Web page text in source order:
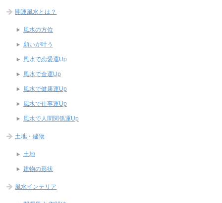
開運風水とは？
風水の方位
願いが叶う
風水で恋愛運Up
風水で金運Up
風水で健康運Up
風水で仕事運Up
風水で人間関係運Up
土地・建物
土地
建物の形状
風水インテリア